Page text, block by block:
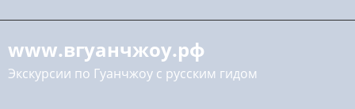
www.вгуанчжоу.рф
Экскурсии по Гуанчжоу с русским гидом